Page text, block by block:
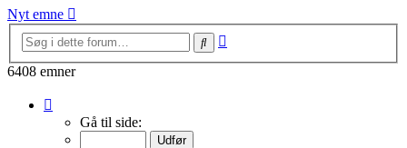
Nyt emne
Søg
6408 emner
Gå til side: